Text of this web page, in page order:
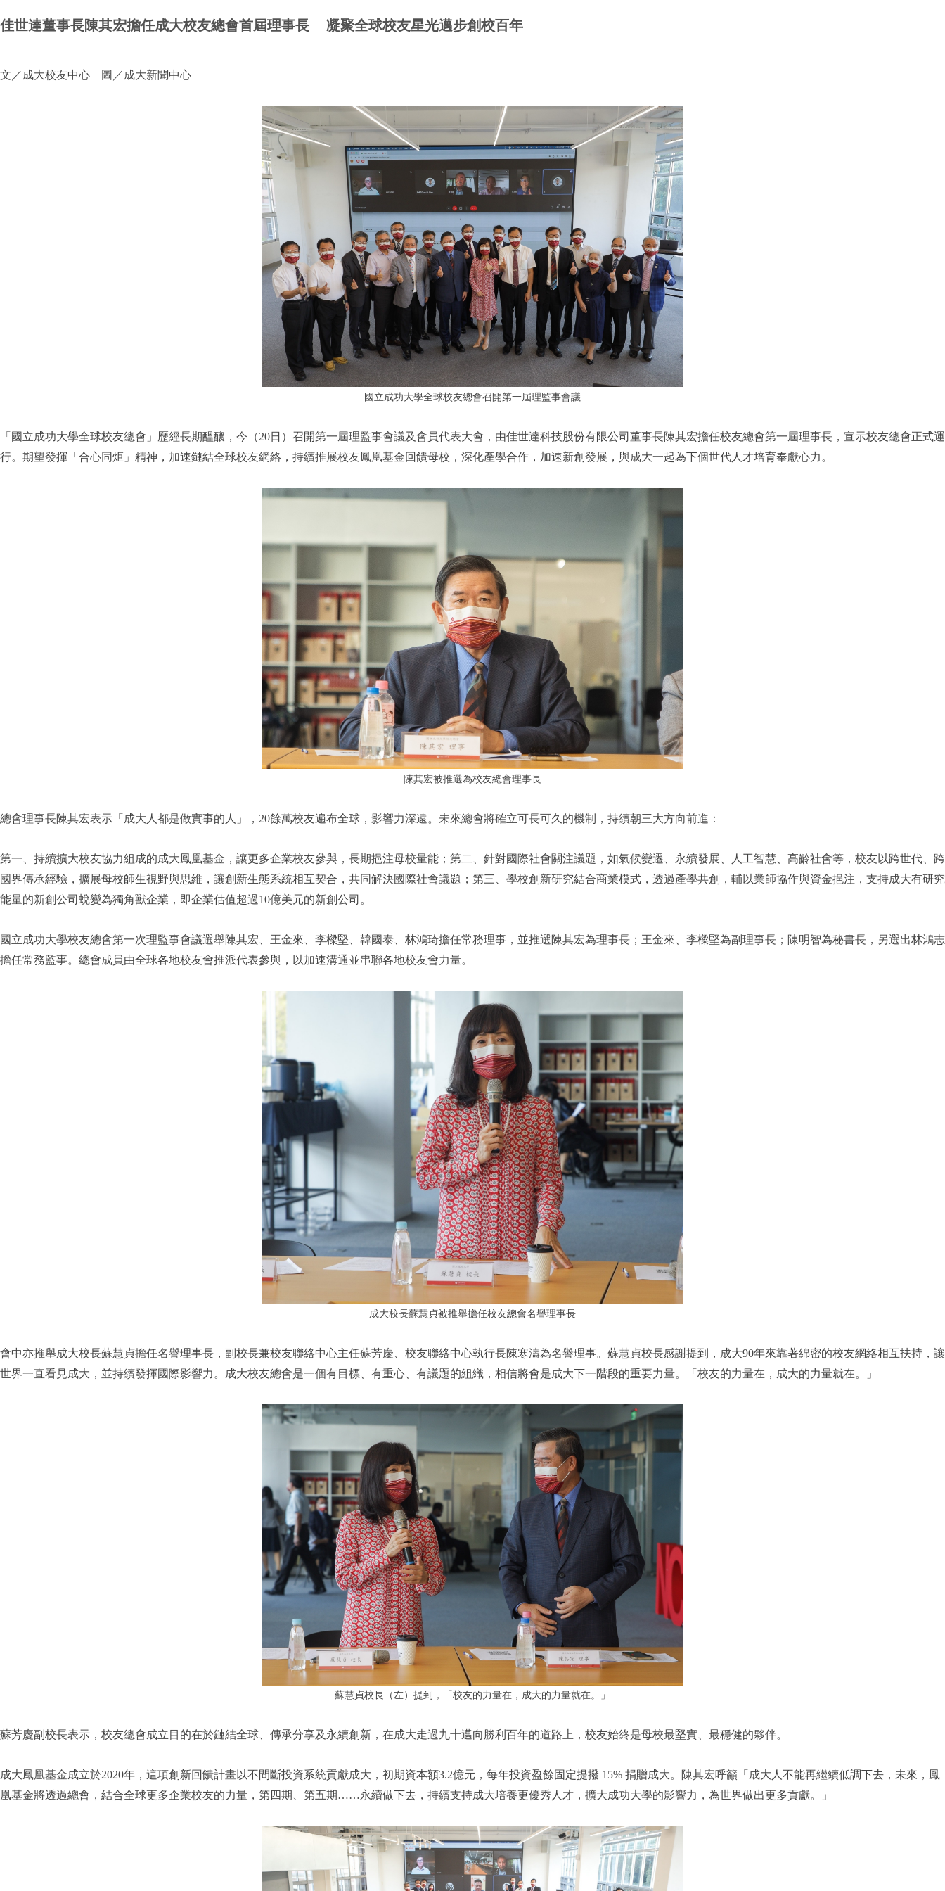
佳世達董事長陳其宏擔任成大校友總會首屆理事長 凝聚全球校友星光邁步創校百年
文／成大校友中心 圖／成大新聞中心
國立成功大學全球校友總會召開第一屆理監事會議
「國立成功大學全球校友總會」歷經長期醞釀，今（20日）召開第一屆理監事會議及會員代表大會，由佳世達科技股份有限公司董事長陳其宏擔任校友總會第一屆理事長，宣示校友總會正式運
行。期望發揮「合心同炬」精神，加速鏈結全球校友網絡，持續推展校友鳳凰基金回饋母校，深化產學合作，加速新創發展，與成大一起為下個世代人才培育奉獻心力。
陳其宏被推選為校友總會理事長
總會理事長陳其宏表示「成大人都是做實事的人」，20餘萬校友遍布全球，影響力深遠。未來總會將確立可長可久的機制，持續朝三大方向前進：
第一、持續擴大校友協力組成的成大鳳凰基金，讓更多企業校友參與，長期挹注母校量能；第二、針對國際社會關注議題，如氣候變遷、永續發展、人工智慧、高齡社會等，校友以跨世代、跨
國界傳承經驗，擴展母校師生視野與思維，讓創新生態系統相互契合，共同解決國際社會議題；第三、學校創新研究結合商業模式，透過產學共創，輔以業師協作與資金挹注，支持成大有研究
能量的新創公司蛻變為獨角獸企業，即企業估值超過10億美元的新創公司。
國立成功大學校友總會第一次理監事會議選舉陳其宏、王金來、李樑堅、韓國泰、林鴻琦擔任常務理事，並推選陳其宏為理事長；王金來、李樑堅為副理事長；陳明智為秘書長，另選出林鴻志
擔任常務監事。總會成員由全球各地校友會推派代表參與，以加速溝通並串聯各地校友會力量。
成大校長蘇慧貞被推舉擔任校友總會名譽理事長
會中亦推舉成大校長蘇慧貞擔任名譽理事長，副校長兼校友聯絡中心主任蘇芳慶、校友聯絡中心執行長陳寒濤為名譽理事。蘇慧貞校長感謝提到，成大90年來靠著綿密的校友網絡相互扶持，讓
世界一直看見成大，並持續發揮國際影響力。成大校友總會是一個有目標、有重心、有議題的組織，相信將會是成大下一階段的重要力量。「校友的力量在，成大的力量就在。」
蘇慧貞校長（左）提到， 「校友的力量在，成大的力量就在。」
蘇芳慶副校長表示，校友總會成立目的在於鏈結全球、傳承分享及永續創新，在成大走過九十邁向勝利百年的道路上，校友始終是母校最堅實、最穩健的夥伴。
成大鳳凰基金成立於2020年，這項創新回饋計畫以不間斷投資系統貢獻成大，初期資本額3.2億元，每年投資盈餘固定提撥 15% 捐贈成大。陳其宏呼籲「成大人不能再繼續低調下去，未來，鳳
凰基金將透過總會，結合全球更多企業校友的力量，第四期、第五期……永續做下去，持續支持成大培養更優秀人才，擴大成功大學的影響力，為世界做出更多貢獻。」